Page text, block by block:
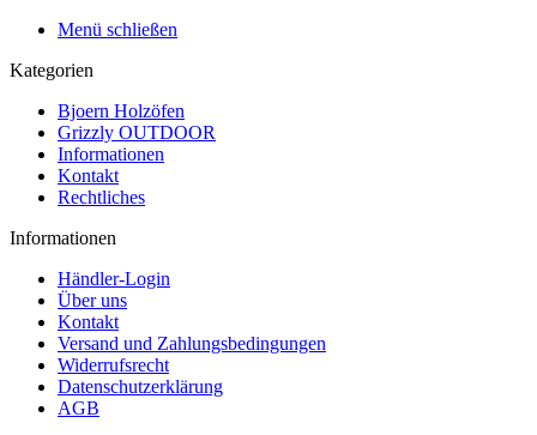
Menü schließen
Kategorien
Bjoern Holzöfen
Grizzly OUTDOOR
Informationen
Kontakt
Rechtliches
Informationen
Händler-Login
Über uns
Kontakt
Versand und Zahlungsbedingungen
Widerrufsrecht
Datenschutzerklärung
AGB